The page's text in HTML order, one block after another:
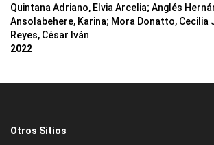
Quintana Adriano, Elvia Arcelia; Anglés
Ansolabehere, Karina; Mora Donatto, Cecilia
Reyes, César Iván
2022
Otros Sitios